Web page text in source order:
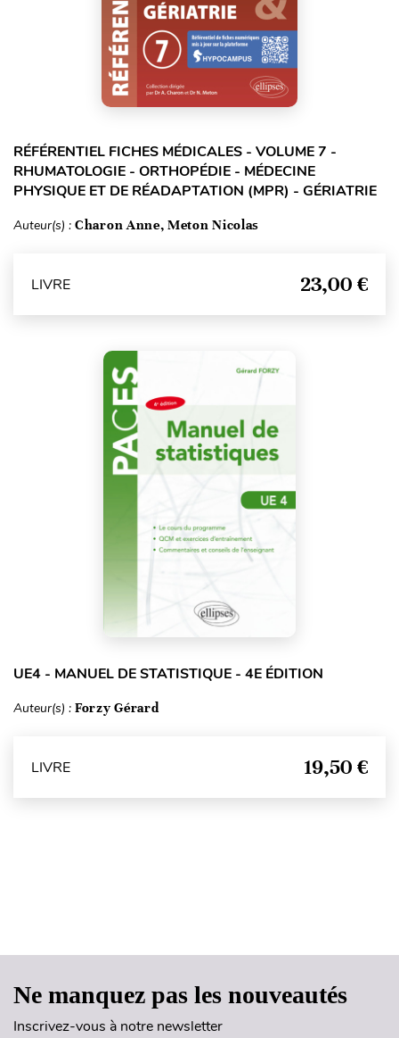
RÉFÉRENTIEL FICHES MÉDICALES - VOLUME 7 -
RHUMATOLOGIE - ORTHOPÉDIE - MÉDECINE
PHYSIQUE ET DE RÉADAPTATION (MPR) - GÉRIATRIE
Auteur(s) : Charon Anne, Meton Nicolas
LIVRE 23,00 €
UE4 - MANUEL DE STATISTIQUE - 4E ÉDITION
Auteur(s) : Forzy Gérard
LIVRE 19,50 €
Ne manquez pas les nouveautés
Inscrivez-vous à notre newsletter